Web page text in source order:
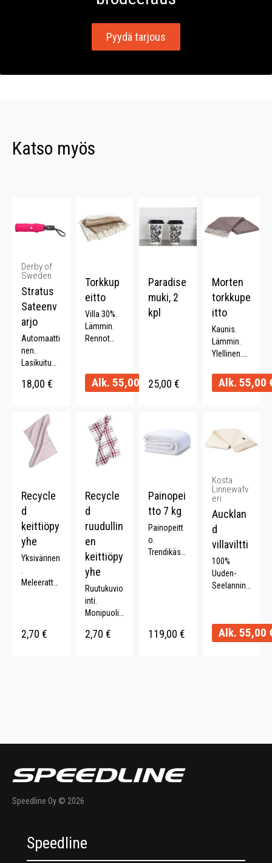
Pyydä tarjous
Katso myös
Derby of
Sweden
Stratus
Sateenv
arjo
Automaatti
nen.
Lasikuitua.
muovikahv
Halkaisija
95 cm.
18,00 €
Torkkup
eitto
Villa 30%.
Lämmin.
Rennot
n. 130 x
170 cm.
Alk. 55,00
Paradise
muki, 2
kpl
25,00 €
Morten
torkkupe
itto
Kaunis.
Lämmin.
Ylellinen.
Ajaton.
Alk. 55,00
Recycle
d
keittiöpy
yhe
Yksivärinen
Meleerattu.
puuvillaa
2,70 €
Recycle
d
ruudullin
en
keittiöpy
yhe
Ruutukuvio
inti.
Monipuolin
Kierrätettyä
2,70 €
Painopei
tto 7 kg
Painopeitt
o.
Trendikäs.
119,00 €
Kosta
Linnewafv
eri
Aucklan
d
villaviltti
100%
Uuden-
Seelannin
Paksu.
Kestävä.
Alk. 55,00
Speedline Oy © 2026
Speedline